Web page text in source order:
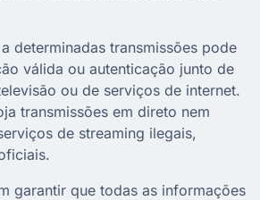
determinadas transmissões pode
válida ou autenticação junto de
ou de serviços de internet.
transmissões em direto nem
de streaming ilegais,
garantir que todas as informações